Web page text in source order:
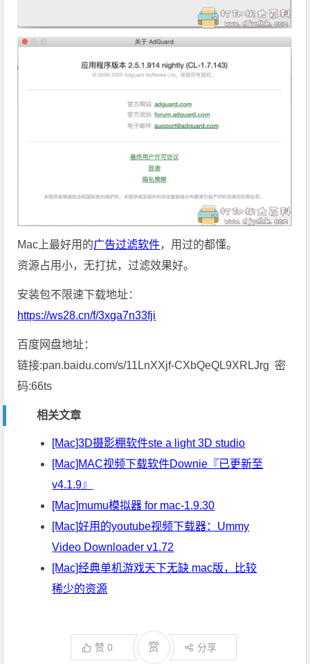
Mac上最好用的广告过滤软件，用过的都懂。
资源占用小，无打扰，过滤效果好。
安装包不限速下载地址：
https://ws28.cn/f/3xga7n33fji
百度网盘地址：
链接:pan.baidu.com/s/11LnXXjf-CXbQeQL9XRLJrg 密
码:66ts
相关文章
[Mac]3D摄影棚软件ste a light 3D studio
[Mac]MAC视频下载软件Downie『已更新至
v4.1.9』
[Mac]mumu模拟器 for mac-1.9.30
[Mac]好用的youtube视频下载器：Ummy
Video Downloader v1.72
[Mac]经典单机游戏天下无缺 mac版，比较
稀少的资源
赞0 赏 分享